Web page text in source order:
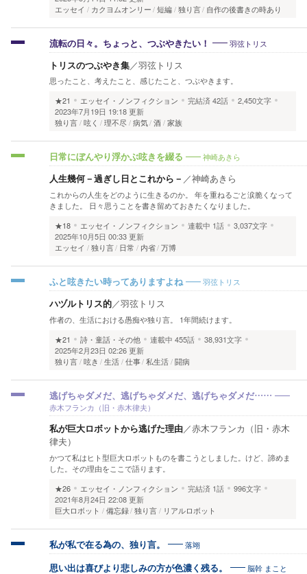
エッセイ
カクヨムオンリー 短編 独り言 自作の後書きの時あり
流転の日々。ちょっと、つぶやきたい！ 羽弦トリス
トリスのつぶやき集／羽弦トリス
思ったこと、考えたこと、感じたこと、つぶやきます。
★21
エッセイ・ノンフィクション 完結済42話
2,450文字
2023年7月19日 19:18 更新
独り言 呟く 理不尽 病気 酒 家族
日常にぼんやり浮かぶ呟きを綴る 神崎あきら
人生幾何－過ぎし日とこれから－ ／神崎あきら
これからの人生をどのように生きるのか。 年を重ねるごと涙脆くなって
きました。 日々思うことを書き留めておきたくなりました。
★18
エッセイ・ノンフィクション 連載中 1話
3,037文字
2025年10月5日 00:33 更新
エッセイ
独り言 日常 内省 万博
ふと呟きたい時ってありますよね 羽弦トリス
ハヅルトリス的／羽弦トリス
作者の、生活における愚痴や独り言。 1年間続けます。
★21
詩・童話・その他 連載中 455話
38,931文字
2025年2月23日 02:26 更新
独り言 呟き 生活 仕事 私生活 闘病
逃げちゃダメだ、逃げちゃダメだ、逃げちゃダメだ……
赤木フランカ（旧・赤木律夫）
私が巨大ロボットから逃げた理由／赤木フランカ（旧・赤木
律夫）
かつて私はヒト型巨大ロボットものを書こうとしました。けど、諦めま
した。その理由をここで語ります。
★26
エッセイ・ノンフィクション 完結済 1話
996文字
2021年8月24日 22:08 更新
巨大ロボット
備忘録 独り言 リアルロボット
私が私で在る為の、独り言。 落翊
思い出は喜びより悲しみの方が色濃く残る。 脳幹 まこと